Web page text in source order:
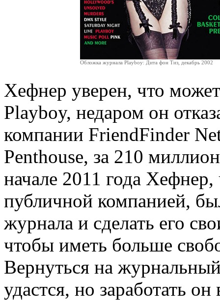
Обложка журнала Playboy: Дита фон Тиз, декабрь 2002
Хефнер уверен, что
Playboy, недаром он
компании FriendFinder
Penthouse, за 210
начале 2011 года
публичной компанией,
журнала и сделать его
чтобы иметь больше
Вернуться на
удастся, но заработать